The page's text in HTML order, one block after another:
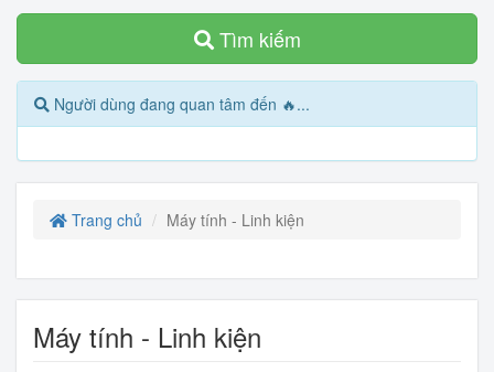
Tìm kiếm
Người dùng đang quan tâm đến 🔥...
Trang chủ Máy tính - Linh kiện
Máy tính - Linh kiện